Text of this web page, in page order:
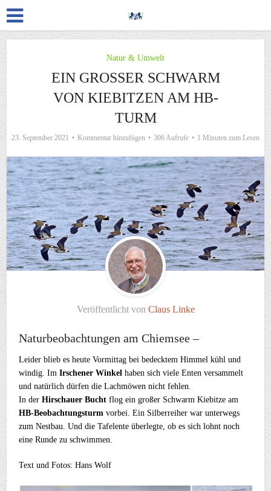
Natur & Umwelt
EIN GROSSER SCHWARM V
ON KIEBITZEN AM HB-T
URM
23. September 2021 Kommentar hinzufügen 306 Aufrufe 1 Minuten zum Lesen
Veröffentlicht von Claus Linke
Naturbeobachtungen am Chiemsee –
Leider blieb es heute Vormittag bei bedecktem Himmel kühl und
windig. ImIrschener Winkel haben sich viele Enten versammelt
und natürlich dürfen die Lachmöwen nicht fehlen.
In derHirschauer Bucht flog ein großer Schwarm Kiebitze am
HB-Beobachtungsturm vorbei. Ein Silberreiher war unterwegs
zum Nestbau. Und die Tafelente überlegte, ob es sich lohnt noch
eine Runde zu schwimmen.
Text und Fotos: Hans Wolf